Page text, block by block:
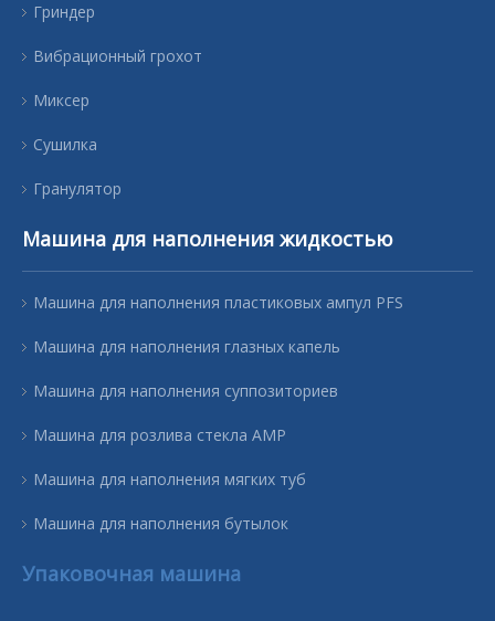
Гриндер
Вибрационный грохот
Миксер
Сушилка
Гранулятор
Машина для наполнения жидкостью
Машина для наполнения пластиковых ампул PFS
Машина для наполнения глазных капель
Машина для наполнения суппозиториев
Машина для розлива стекла AMP
Машина для наполнения мягких туб
Машина для наполнения бутылок
Упаковочная машина